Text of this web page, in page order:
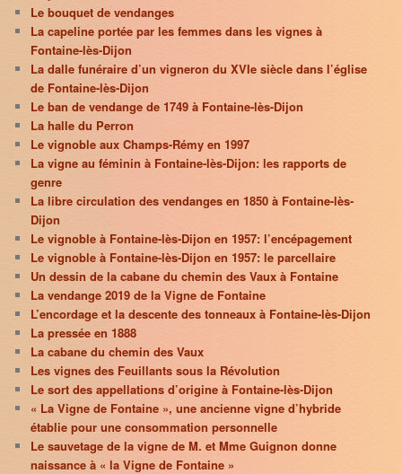
Le bouquet de vendanges
La capeline portée par les femmes dans les vignes à
Fontaine-lès-Dijon
La dalle funéraire d’un vigneron du XVIe siècle dans l’église
de Fontaine-lès-Dijon
Le ban de vendange de 1749 à Fontaine-lès-Dijon
La halle du Perron
Le vignoble aux Champs-Rémy en 1997
La vigne au féminin à Fontaine-lès-Dijon: les rapports de
genre
La libre circulation des vendanges en 1850 à Fontaine-lès-
Dijon
Le vignoble à Fontaine-lès-Dijon en 1957: l’encépagement
Le vignoble à Fontaine-lès-Dijon en 1957: le parcellaire
Un dessin de la cabane du chemin des Vaux à Fontaine
La vendange 2019 de la Vigne de Fontaine
L’encordage et la descente des tonneaux à Fontaine-lès-Dijon
La pressée en 1888
La cabane du chemin des Vaux
Les vignes des Feuillants sous la Révolution
Le sort des appellations d’origine à Fontaine-lès-Dijon
« La Vigne de Fontaine », une ancienne vigne d’hybride
établie pour une consommation personnelle
Le sauvetage de la vigne de M. et Mme Guignon donne
naissance à « la Vigne de Fontaine »